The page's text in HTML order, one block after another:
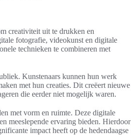
creativiteit uit te drukken en
fotografie, videokunst en digitale
technieken te combineren met
Kunstenaars kunnen hun werk
met hun creaties. Dit creëert nieuwe
die eerder niet mogelijk waren.
met vorm en ruimte. Deze digitale
meeslepende ervaring bieden. Hierdoor
impact heeft op de hedendaagse